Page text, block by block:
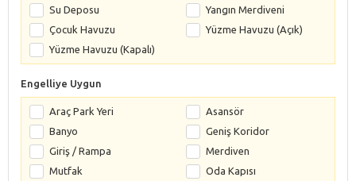
Su Deposu
Yangın Merdiveni
Çocuk Havuzu
Yüzme Havuzu (Açık)
Yüzme Havuzu (Kapalı)
Engelliye Uygun
Araç Park Yeri
Asansör
Banyo
Geniş Koridor
Giriş / Rampa
Merdiven
Mutfak
Oda Kapısı